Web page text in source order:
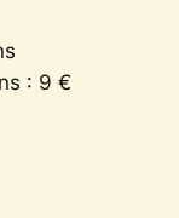
: 9 €